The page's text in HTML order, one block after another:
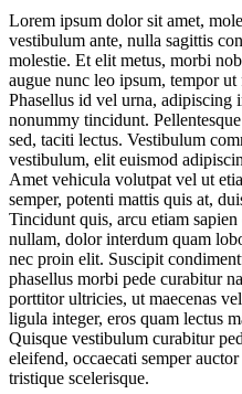
Lorem ipsum dolor sit amet,
vestibulum ante, nulla sagittis
molestie. Et elit metus, morbi
augue nunc leo ipsum, tempor
Phasellus id vel urna, adipiscing
nonummy tincidunt.
sed, taciti lectus. Vestibulum
vestibulum, elit euismod
Amet vehicula volutpat vel ut
semper, potenti mattis quis at,
Tincidunt quis, arcu etiam
nullam, dolor interdum quam
nec proin elit. Suscipit
phasellus morbi pede curabitur
porttitor ultricies, ut maecenas
ligula integer, eros quam lectus
Quisque vestibulum curabitur
eleifend, occaecati semper
tristique scelerisque.